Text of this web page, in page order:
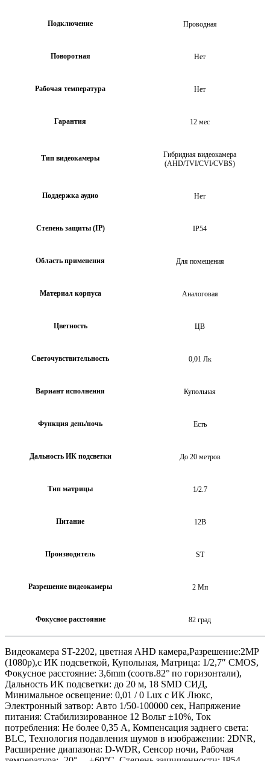
Подключение Проводная
Поворотная Нет
Рабочая температура Нет
Гарантия 12 мес
Тип видеокамеры
Гибридная видеокамера
(AHD/TVI/CVI/CVBS)
Поддержка аудио Нет
Степень защиты (IP) IP54
Область применения Для помещения
Материал корпуса Аналоговая
Цветность ЦВ
Светочувствительность 0,01 Лк
Вариант исполнения Купольная
Функция день/ночь Есть
Дальность ИК подсветки До 20 метров
Тип матрицы 1/2.7
Питание 12В
Производитель ST
Разрешение видеокамеры 2 Мп
Фокусное расстояние 82 град
Видеокамера ST-2202, цветная AHD камера,Разрешение:2MP
(1080p),с ИК подсветкой, Купольная, Матрица: 1/2,7″ CMOS,
Фокусное расстояние: 3,6mm (соотв.82° по горизонтали),
Дальность ИК подсветки: до 20 м, 18 SMD СИД,
Минимальное освещение: 0,01 / 0 Lux с ИК Люкс,
Электронный затвор: Авто 1/50-100000 сек, Напряжение
питания: Стабилизированное 12 Вольт ±10%, Ток
потребления: Не более 0,35 А, Компенсация заднего света:
BLC, Технология подавления шумов в изображении: 2DNR,
Расширение диапазона: D-WDR, Сенсор ночи, Рабочая